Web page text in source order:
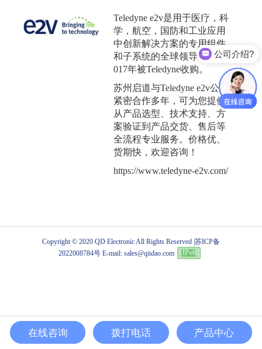
Teledyne e2v是用于医疗，科
学，航空，国防和工业应用
中创新解决方案的专用组件
和子系统的全球领导者。于2
017年被Teledyne收购。
苏州启道与Teledyne e2v公司
紧密合作多年，可为您提供
从产品选型、技术支持、方
案验证到产品交货、售后等
全流程专业服务。价格优、
货期快，欢迎咨询！
https://www.teledyne-e2v.com/
Copyright © 2020 QD Electronic All Rights Reserved |苏ICP备
2022008784号 E-mail: sales@qiidao.com IPv6
公司介绍?
在线咨询 拨打电话 产品中心